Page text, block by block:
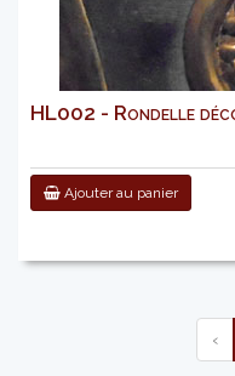
HL002 - Rondelle
Ajouter au panier
‹